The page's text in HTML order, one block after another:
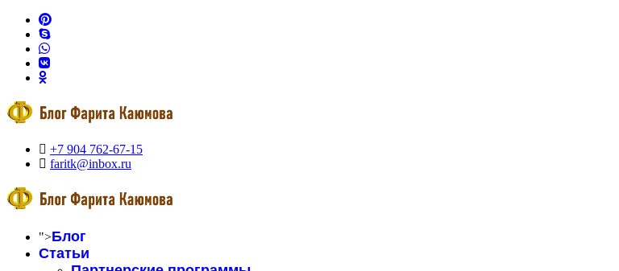
+7 904 762-67-15
faritk@inbox.ru
">Блог
Статьи